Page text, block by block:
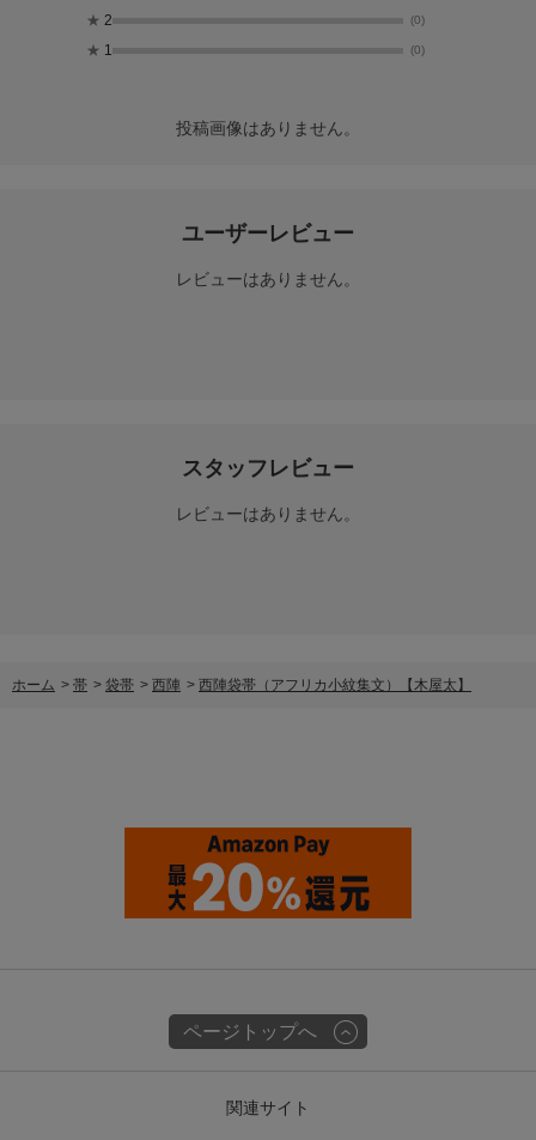
★ 2 (0)
★ 1 (0)
投稿画像はありません。
ユーザーレビュー
レビューはありません。
スタッフレビュー
レビューはありません。
ホーム > 帯 > 袋帯 > 西陣 > 西陣袋帯（アフリカ小紋集文）【木屋太】
ページトップへ
関連サイト